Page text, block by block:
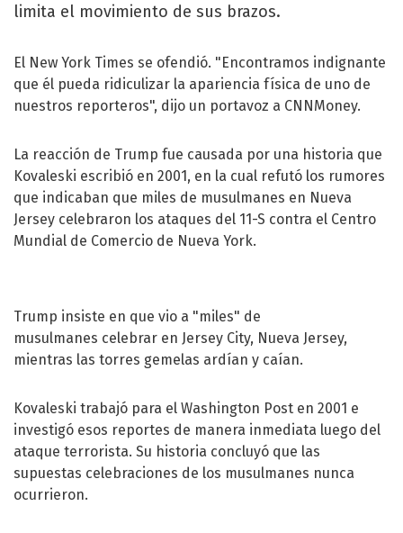
limita el movimiento de sus brazos.
El New York Times se ofendió. "Encontramos indignante
que él pueda ridiculizar la apariencia física de uno de
nuestros reporteros", dijo un portavoz a CNNMoney.
La reacción de Trump fue causada por una historia que
Kovaleski escribió en 2001, en la cual refutó los rumores
que indicaban que miles de musulmanes en Nueva
Jersey celebraron los ataques del 11-S contra el Centro
Mundial de Comercio de Nueva York.
Trump insiste en que vio a "miles" de
musulmanes celebrar en Jersey City, Nueva Jersey,
mientras las torres gemelas ardían y caían.
Kovaleski trabajó para el Washington Post en 2001 e
investigó esos reportes de manera inmediata luego del
ataque terrorista. Su historia concluyó que las
supuestas celebraciones de los musulmanes nunca
ocurrieron.